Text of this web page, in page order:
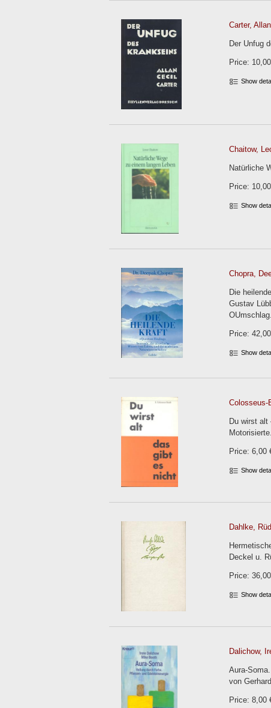
Carter,
Der Unfug
Price:
Show
Chaitow,
Natürliche
Price:
Show
Chopra,
Die
Gustav
OUmschlag.
Price:
Show
Colosseus-
Du wirst alt
Price: 6,00
Show
Dahlke,
Deckel u.
Price:
Show
Dalichow,
Aura-
von
Price: 8,00